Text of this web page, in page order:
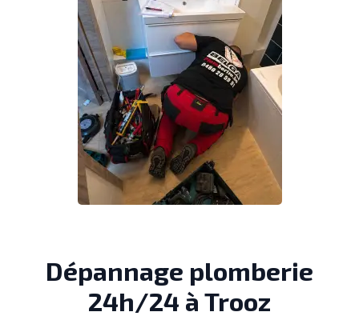
Dépannage plomberie
24h/24 à Trooz